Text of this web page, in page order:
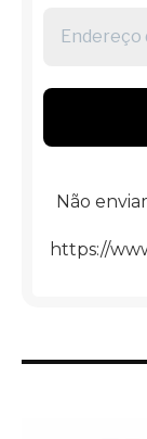
de
*
Não
https://